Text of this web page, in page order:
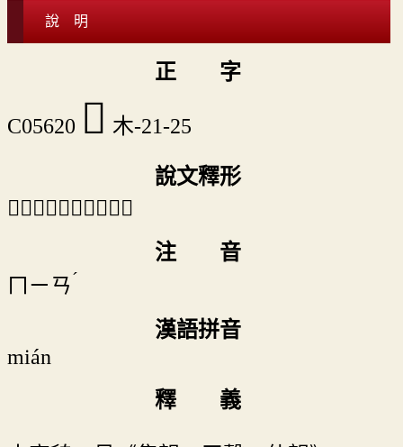
說 明
正 字
C05620 𣡠 木-21-25
說文釋形
「𣡠」《說文》不錄。
注 音
ㄇㄧㄢˊ
漢語拼音
mián
釋 義